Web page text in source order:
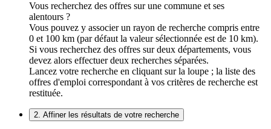
Vous recherchez des offres sur une commune et ses
alentours ?
Vous pouvez y associer un rayon de recherche compris entre
0 et 100 km (par défaut la valeur sélectionnée est de 10 km).
Si vous recherchez des offres sur deux départements, vous
devez alors effectuer deux recherches séparées.
Lancez votre recherche en cliquant sur la loupe ; la liste des
offres d'emploi correspondant à vos critères de recherche est
restituée.
2. Affiner les résultats de votre recherche